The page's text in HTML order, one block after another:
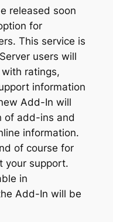
released soon
for
This service is
users will
ratings,
information
Add-In will
of add-ins and
information.
of course for
your support.
in
Add-In will be